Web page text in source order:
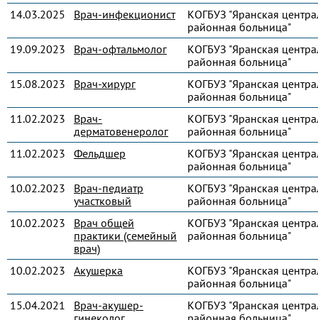
14.03.2025
Врач-инфекционист
КОГБУЗ "Яранская
районная больница"
19.09.2023
Врач-офтальмолог
КОГБУЗ "Яранская
районная больница"
15.08.2023
Врач-хирург
КОГБУЗ "Яранская
районная больница"
11.02.2023
Врач-
дерматовенеролог
КОГБУЗ "Яранская
районная больница"
11.02.2023
Фельдшер
КОГБУЗ "Яранская
районная больница"
10.02.2023
Врач-педиатр
участковый
КОГБУЗ "Яранская
районная больница"
10.02.2023
Врач общей
практики (семейный
врач)
КОГБУЗ "Яранская
районная больница"
10.02.2023 Акушерка
КОГБУЗ "Яранская
районная больница"
15.04.2021
Врач-акушер-
КОГБУЗ "Яранская